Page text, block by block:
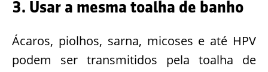
3. Usar a mesma toalha de banho
Ácaros, piolhos, sarna, micoses e até HPV
podem ser transmitidos pela toalha de